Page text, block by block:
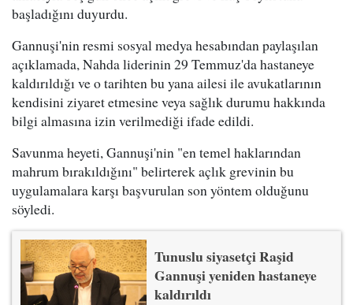
başladığını duyurdu.
Gannuşi'nin resmi sosyal medya hesabından paylaşılan
açıklamada, Nahda liderinin 29 Temmuz'da hastaneye
kaldırıldığı ve o tarihten bu yana ailesi ile avukatlarının
kendisini ziyaret etmesine veya sağlık durumu hakkında
bilgi almasına izin verilmediği ifade edildi.
Savunma heyeti, Gannuşi'nin "en temel haklarından
mahrum bırakıldığını" belirterek açlık grevinin bu
uygulamalara karşı başvurulan son yöntem olduğunu
söyledi.
Tunuslu siyasetçi Raşid
Gannuşi yeniden hastaneye
kaldırıldı